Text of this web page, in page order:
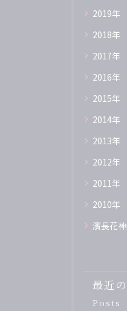
2019年
2018年
2017年
2016年
2015年
2014年
2013年
2012年
2011年
2010年
濱長花
最近
Posts